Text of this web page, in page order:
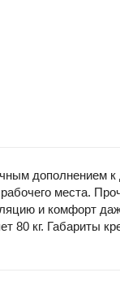
дополнением к
места.
и комфорт
80 кг. Габариты